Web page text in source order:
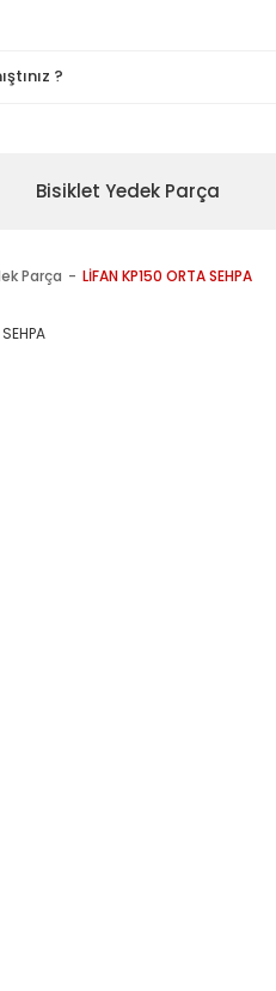
Bisiklet Yedek Parça
Parça LİFAN KP150 ORTA SEHPA